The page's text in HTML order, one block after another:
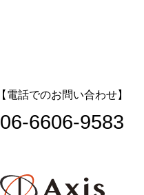
【電話でのお問い合わせ】
06-6606-9583